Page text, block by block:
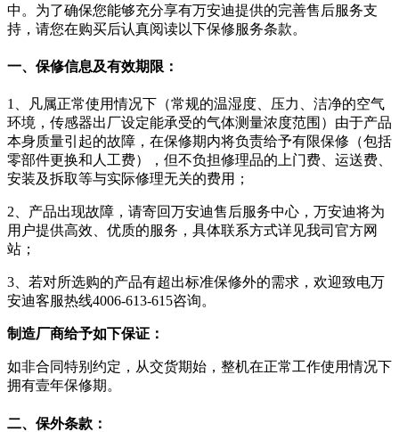
中。为了确保您能够充分享有万安迪提供的完善售后服务支
持，请您在购买后认真阅读以下保修服务条款。
一、保修信息及有效期限：
1、凡属正常使用情况下（常规的温湿度、压力、洁净的空气
环境，传感器出厂设定能承受的气体测量浓度范围）由于产品
本身质量引起的故障，在保修期内将负责给予有限保修（包括
零部件更换和人工费），但不负担修理品的上门费、运送费、
安装及拆取等与实际修理无关的费用；
2、产品出现故障，请寄回万安迪售后服务中心，万安迪将为
用户提供高效、优质的服务，具体联系方式详见我司官方网
站；
3、若对所选购的产品有超出标准保修外的需求，欢迎致电万
安迪客服热线4006-613-615咨询。
制造厂商给予如下保证：
如非合同特别约定，从交货期始，整机在正常工作使用情况下
拥有壹年保修期。
二、保外条款：